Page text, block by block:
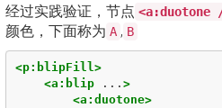
经过实践验证，节点 <a:duotone
颜色，下面称为 A , B
<p:blipFill>
<a:blip
... >
<a:duotone>